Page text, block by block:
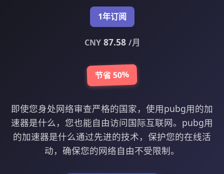
1年订阅
CNY87.58 /月
节省 50%
即使您身处网络审查严格的国家，使用pubg用的加
速器是什么，您也能自由访问国际互联网。pubg用
的加速器是什么通过先进的技术，保护您的在线活
动，确保您的网络自由不受限制。